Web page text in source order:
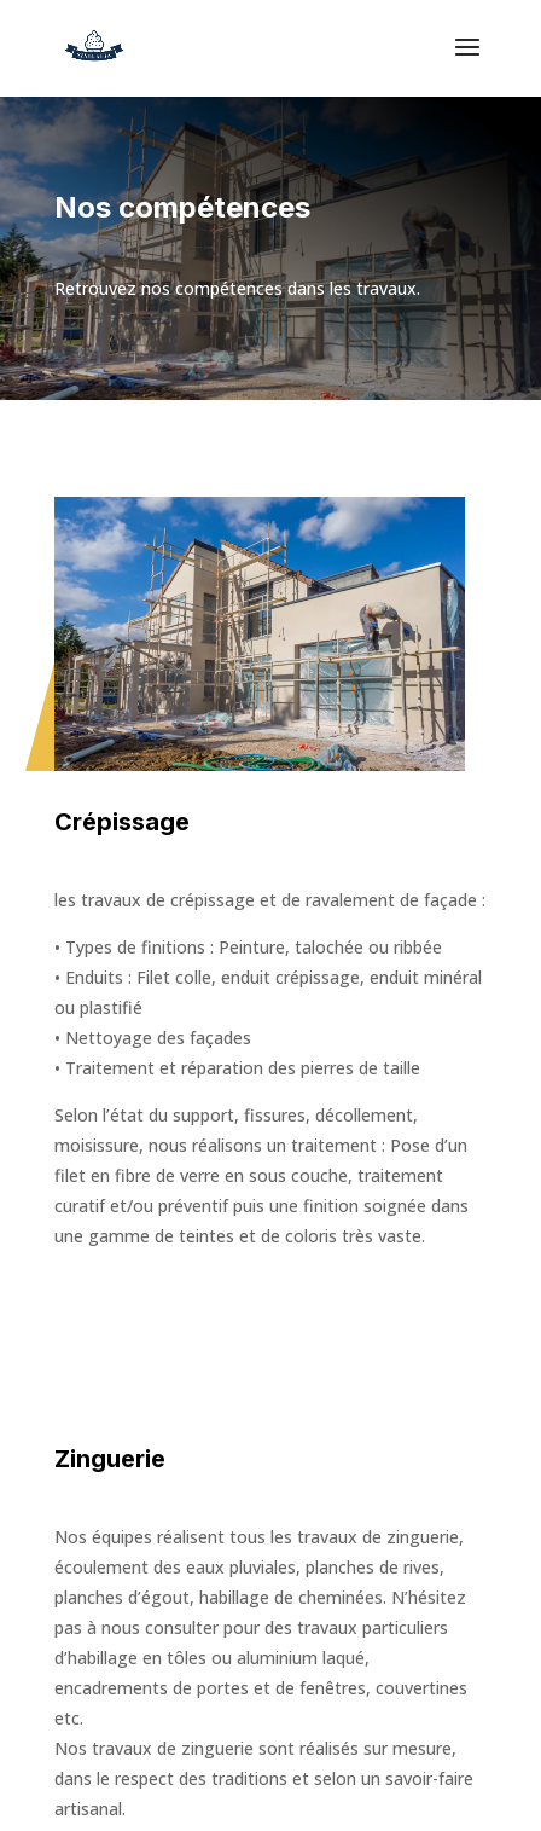
Nos compétences
Retrouvez nos compétences dans les travaux.
Crépissage
les travaux de crépissage et de ravalement de façade :
• Types de finitions : Peinture, talochée ou ribbée
• Enduits : Filet colle, enduit crépissage, enduit minéral
ou plastifié
• Nettoyage des façades
• Traitement et réparation des pierres de taille
Selon l’état du support, fissures, décollement,
moisissure, nous réalisons un traitement : Pose d’un
filet en fibre de verre en sous couche, traitement
curatif et/ou préventif puis une finition soignée dans
une gamme de teintes et de coloris très vaste.
Zinguerie
Nos équipes réalisent tous les travaux de zinguerie,
écoulement des eaux pluviales, planches de rives,
planches d’égout, habillage de cheminées. N’hésitez
pas à nous consulter pour des travaux particuliers
d’habillage en tôles ou aluminium laqué,
encadrements de portes et de fenêtres, couvertines
etc.
Nos travaux de zinguerie sont réalisés sur mesure,
dans le respect des traditions et selon un savoir-faire
artisanal.